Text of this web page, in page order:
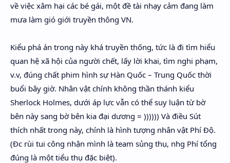
về việc xâm hại các bé gái, một đề tài nhạy cảm đang làm
mưa làm gió giới truyền thông VN.
Kiểu phá án trong này khá truyền thống, tức là đi tìm hiểu
quan hệ xã hội của người chết, lấy lời khai, tìm nghi phạm,
v.v, đúng chất phim hình sự Hàn Quốc – Trung Quốc thời
buổi bây giờ. Nhân vật chính không thần thánh kiểu
Sherlock Holmes, dưới áp lực vẫn có thể suy luận từ bờ
bên này sang bờ bên kia đại dương = )))))) Và điều Sút
thích nhất trong này, chính là hình tượng nhân vật Phí Độ.
(Đc rùi tui công nhận mình là team sủng thụ, nhg Phí tổng
đúng là một tiểu thụ đặc biệt).